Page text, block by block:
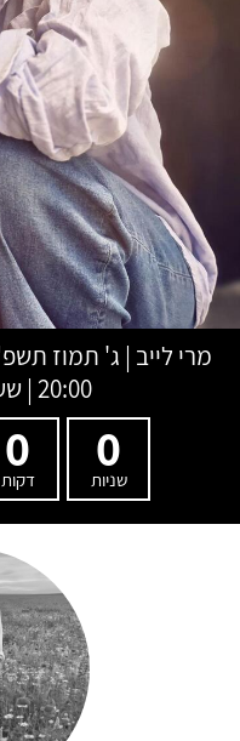
מרי לייב | ג' תמוז
20:00 | שעת התחלה 21:00
0
שניות
0
דקות